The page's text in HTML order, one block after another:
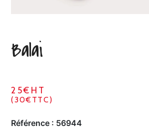
Balai
25€HT
(30€TTC)
Référence : 56944